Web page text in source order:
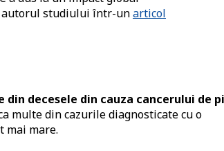
autorul studiului într-unarticol
decesele din cauza cancerului de
multe din cazurile diagnosticate cu o
mai mare.